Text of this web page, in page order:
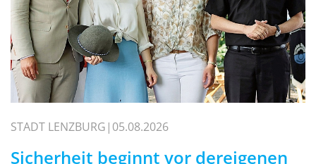
STADT LENZBURG 05.08.2026
Sicherheit beginnt vor dereigenen